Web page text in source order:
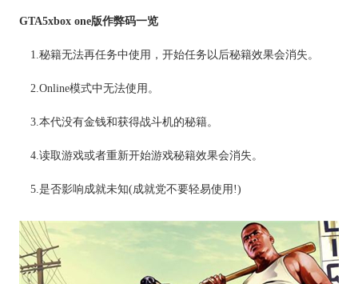
GTA5xbox one版作弊码一览
1.秘籍无法再任务中使用，开始任务以后秘籍效果会消失。
2.Online模式中无法使用。
3.本代没有金钱和获得战斗机的秘籍。
4.读取游戏或者重新开始游戏秘籍效果会消失。
5.是否影响成就未知(成就党不要轻易使用!)